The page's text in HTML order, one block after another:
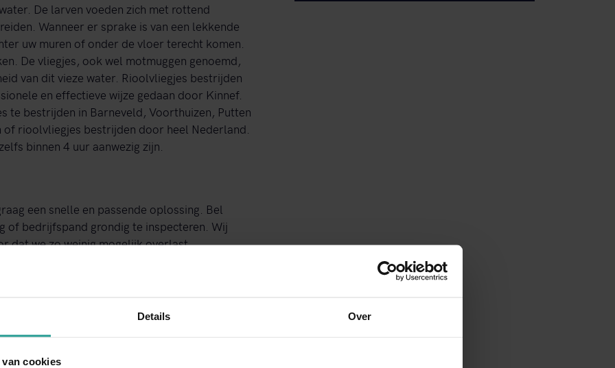
Details Over
cookies
De larven voeden zich met rottend
Wanneer er sprake is van een lekkende
uw muren of onder de vloer terecht komen.
De vliegjes, ook wel motmuggen genoemd,
van dit vieze water. Rioolvliegjes bestrijden
en effectieve wijze gedaan door Kinnef.
te bestrijden in Barneveld, Voorthuizen, Putten
rioolvliegjes bestrijden door heel Nederland.
binnen 4 uur aanwezig zijn.
een snelle en passende oplossing. Bel
of bedrijfspand grondig te inspecteren. Wij
dat we zo weinig mogelijk overlast
zullen niet eens merken dat wij
van de rioolvliegjes bij de bron. Door het
we de rioolvliegjes effectief bestrijden en
aanpak is uiterst doeltreffend en we
de motmuggen geen plek meer hebben om
bent u snel van uw overlast af.